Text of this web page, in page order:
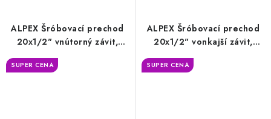
ALPEX Šróbovací prechod
20x1/2" vnútorný závit,
SUPER CENA
ALPEX Šróbovací prechod
20x1/2" vonkajší závit,
SUPER CENA